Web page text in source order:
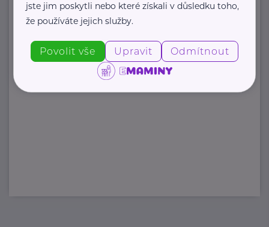
jste jim poskytli nebo které získali v důsledku toho,
že používáte jejich služby.
Povolit vše Upravit Odmítnout